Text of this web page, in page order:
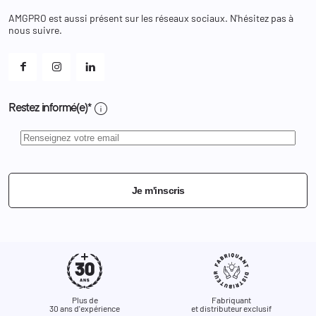
Changer votre mot de passe ?
Et les cookies ?
AMGPRO est aussi présent sur les réseaux sociaux. N'hésitez pas à
nous suivre.
Restez informé(e)* info
Je m'inscris
Plus de
30 ans d'expérience
Fabriquant
et distributeur exclusif